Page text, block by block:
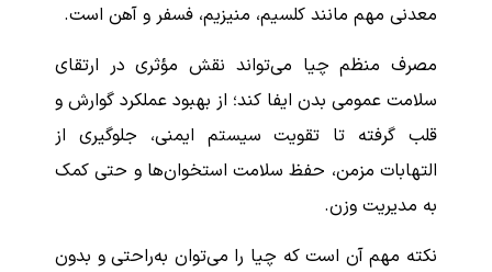
معدنی مهم مانند کلسیم، منیزیم، فسفر و آهن است.
مصرف منظم چیا می‌تواند نقش مؤثری در ارتقای
سلامت عمومی بدن ایفا کند؛ از بهبود عملکرد گوارش و
قلب گرفته تا تقویت سیستم ایمنی، جلوگیری از
التهابات مزمن، حفظ سلامت استخوان‌ها و حتی کمک
به مدیریت وزن.
نکته مهم آن است که چیا را می‌توان به‌راحتی و بدون